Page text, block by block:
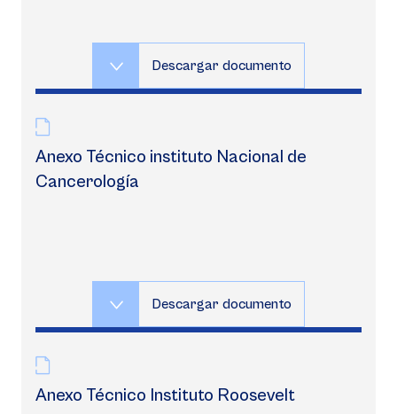
Descargar documento
Anexo Técnico instituto Nacional de
Cancerología
Descargar documento
Anexo Técnico Instituto Roosevelt